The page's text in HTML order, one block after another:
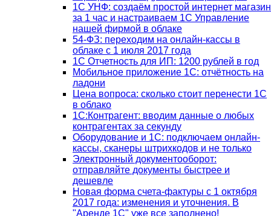
1С УНФ: создаём простой интернет магазин
за 1 час и настраиваем 1С Управление
нашей фирмой в облаке
54-ФЗ: переходим на онлайн-кассы в
облаке с 1 июля 2017 года
1С Отчетность для ИП: 1200 рублей в год
Мобильное приложение 1С: отчётность на
ладони
Цена вопроса: сколько стоит перенести 1С
в облако
1С:Контрагент: вводим данные о любых
контрагентах за секунду
Оборудование и 1С: подключаем онлайн-
кассы, сканеры штрихкодов и не только
Электронный документооборот:
отправляйте документы быстрее и
дешевле
Новая форма счета-фактуры с 1 октября
2017 года: изменения и уточнения. В
"Аренде 1С" уже все заполнено!